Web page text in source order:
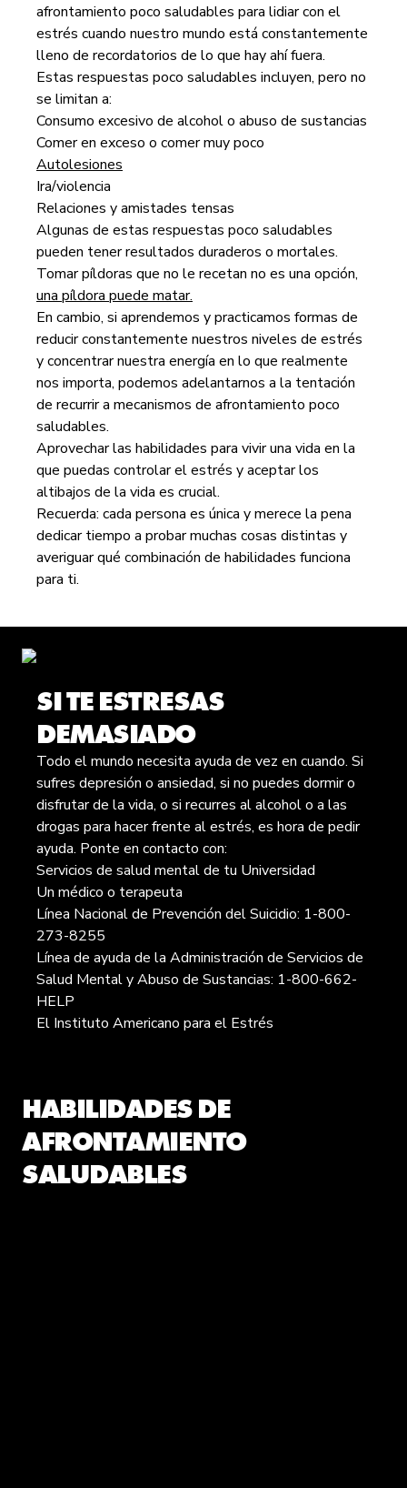
afrontamiento poco saludables para lidiar con el
estrés cuando nuestro mundo está constantemente
lleno de recordatorios de lo que hay ahí fuera.
Estas respuestas poco saludables incluyen, pero no
se limitan a:
Consumo excesivo de alcohol o abuso de sustancias
Comer en exceso o comer muy poco
Autolesiones
Ira/violencia
Relaciones y amistades tensas
Algunas de estas respuestas poco saludables
pueden tener resultados duraderos o mortales.
Tomar píldoras que no le recetan no es una opción,
una píldora puede matar.
​En cambio, si aprendemos y practicamos formas de
reducir constantemente nuestros niveles de estrés
y concentrar nuestra energía en lo que realmente
nos importa, podemos adelantarnos a la tentación
de recurrir a mecanismos de afrontamiento poco
saludables.
Aprovechar las habilidades para vivir una vida en la
que puedas controlar el estrés y aceptar los
altibajos de la vida es crucial.
Recuerda: cada persona es única y merece la pena
dedicar tiempo a probar muchas cosas distintas y
averiguar qué combinación de habilidades funciona
para ti.
SI TE ESTRESAS
DEMASIADO
Todo el mundo necesita ayuda de vez en cuando. Si
sufres depresión o ansiedad, si no puedes dormir o
disfrutar de la vida, o si recurres al alcohol o a las
drogas para hacer frente al estrés, es hora de pedir
ayuda. Ponte en contacto con:
Servicios de salud mental de tu Universidad
Un médico o terapeuta
Línea Nacional de Prevención del Suicidio: 1-800-
273-8255
Línea de ayuda de la Administración de Servicios de
Salud Mental y Abuso de Sustancias: 1-800-662-
HELP
El Instituto Americano para el Estrés
HABILIDADES DE
AFRONTAMIENTO
SALUDABLES